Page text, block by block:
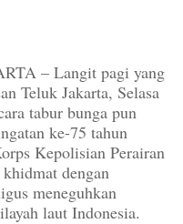
– Langit pagi yang
Teluk Jakarta, Selasa
tabur bunga pun
ke-75 tahun
Kepolisian Perairan
dengan
meneguhkan
laut Indonesia.